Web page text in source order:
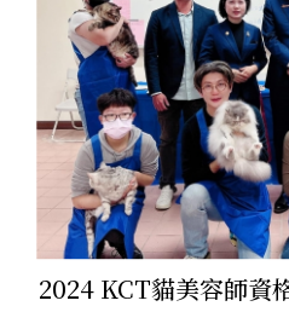
2024 KCT貓美容師資